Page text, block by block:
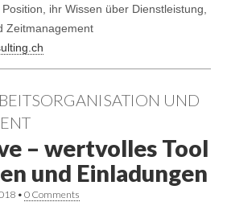
ihr Wissen über Dienstleistung,
Zeitmanagement
UND
– wertvolles Tool
und Einladungen
• 0 Comments